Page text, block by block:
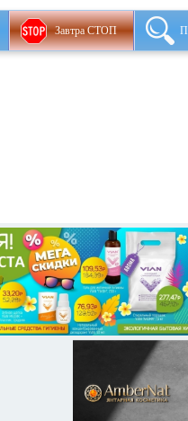
Завтра СТОП